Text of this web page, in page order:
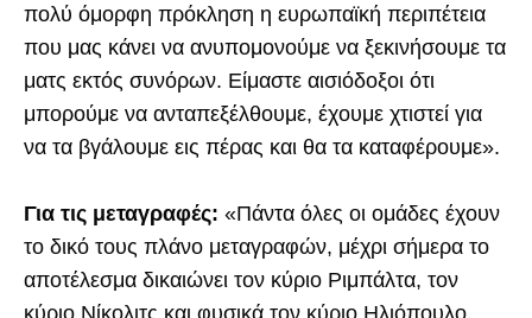
πολύ όμορφη πρόκληση η ευρωπαϊκή περιπέτεια
που μας κάνει να ανυπομονούμε να ξεκινήσουμε τα
ματς εκτός συνόρων. Είμαστε αισιόδοξοι ότι
μπορούμε να ανταπεξέλθουμε, έχουμε χτιστεί για
να τα βγάλουμε εις πέρας και θα τα καταφέρουμε».
Για τις μεταγραφές: «Πάντα όλες οι ομάδες έχουν
το δικό τους πλάνο μεταγραφών, μέχρι σήμερα το
αποτέλεσμα δικαιώνει τον κύριο Ριμπάλτα, τον
κύριο Νίκολιτς και φυσικά τον κύριο Ηλιόπουλο.